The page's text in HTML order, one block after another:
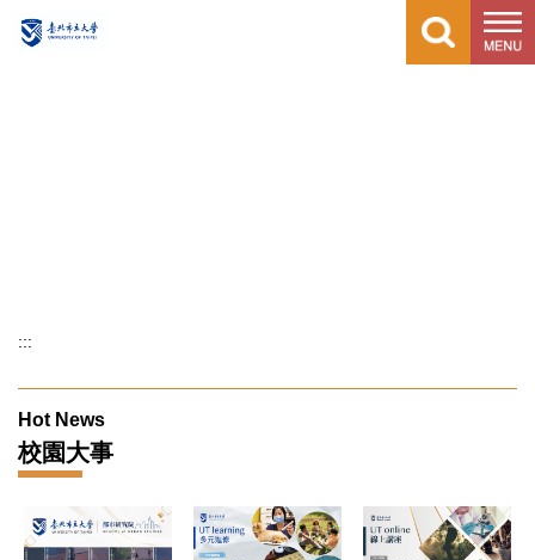
跳
到
:::
校園大事
Hot News